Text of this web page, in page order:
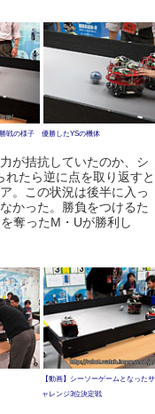
戦の様子 優勝したYSの機体
が拮抗していたのか、シ
たら逆に点を取り返すと
。この状況は後半に入っ
かった。勝負をつけるた
奪ったM・Uが勝利し
【動画】シーソーゲームとなった
ャレンジ3位決定戦